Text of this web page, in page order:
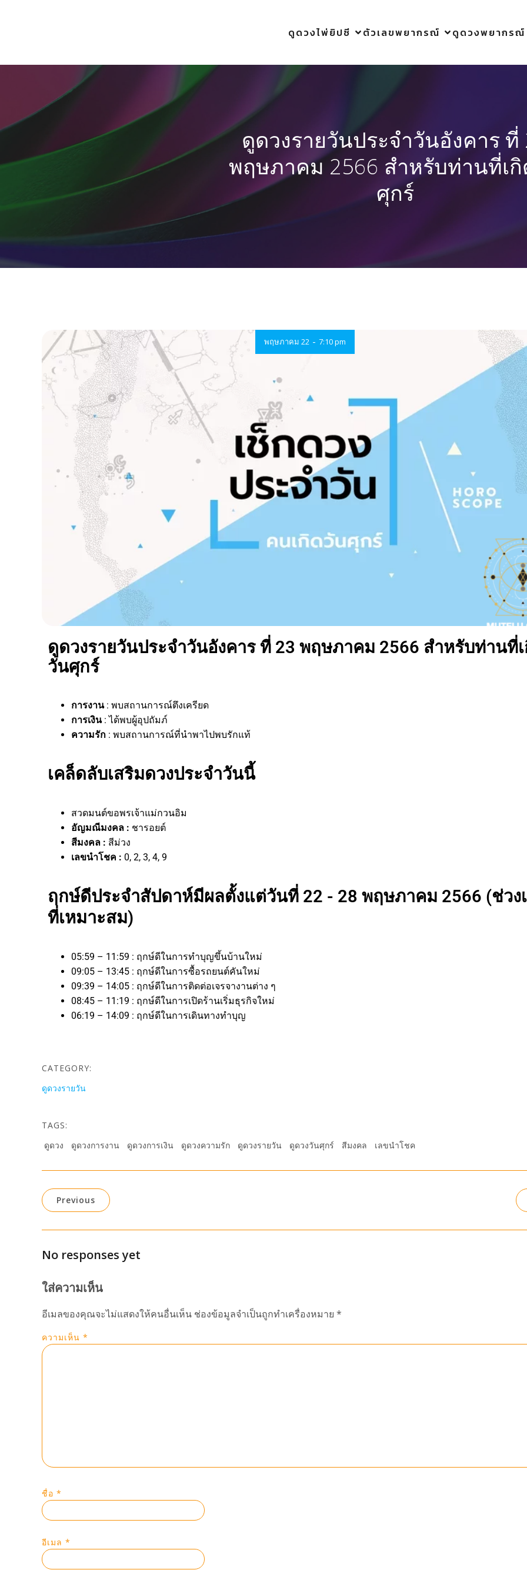
ดูดวงไพ่ยิปซี ตัวเลขพยากรณ์ ดูดวงพยากรณ์
ดูดวงรายวันประจำวันอังคาร ที่
พฤษภาคม 2566 สำหรับท่านที่เ
ศุกร์
พฤษภาคม 22 - 7:10 pm
ดูดวงรายวันประจำวันอังคาร ที่ 23 พฤษภาคม 2566 สำหรับท่านที่
วันศุกร์
การงาน : พบสถานการณ์ตึงเครียด
การเงิน : ได้พบผู้อุปถัมภ์
ความรัก : พบสถานการณ์ที่นำพาไปพบรักแท้
เคล็ดลับเสริมดวงประจำวันนี้
สวดมนต์ขอพรเจ้าแม่กวนอิม
อัญมณีมงคล : ชารอยต์
สีมงคล : สีม่วง
เลขนำโชค : 0, 2, 3, 4, 9
ฤกษ์ดีประจำสัปดาห์มีผลตั้งแต่วันที่ 22 - 28 พฤษภาคม 2566 (ช่วง
ที่เหมาะสม)
05:59 – 11:59 : ฤกษ์ดีในการทำบุญขึ้นบ้านใหม่
09:05 – 13:45 : ฤกษ์ดีในการซื้อรถยนต์คันใหม่
09:39 – 14:05 : ฤกษ์ดีในการติดต่อเจรจางานต่าง ๆ
08:45 – 11:19 : ฤกษ์ดีในการเปิดร้านเริ่มธุรกิจใหม่
06:19 – 14:09 : ฤกษ์ดีในการเดินทางทำบุญ
CATEGORY:
ดูดวงรายวัน
TAGS:
ดูดวง
ดูดวงการงาน ดูดวงการเงิน ดูดวงความรัก ดูดวงรายวัน ดูดวงวันศุกร์ สีมงคล เลขนำโชค
Previous
No responses yet
ใส่ความเห็น
อีเมลของคุณจะไม่แสดงให้คนอื่นเห็น ช่องข้อมูลจำเป็นถูกทำเครื่องหมาย *
ความเห็น *
ชื่อ *
อีเมล *